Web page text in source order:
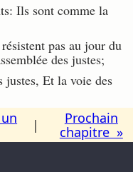
Ils sont comme la
pas au jour du
des justes;
justes, Et la voie des
|
Prochain
chapitre »